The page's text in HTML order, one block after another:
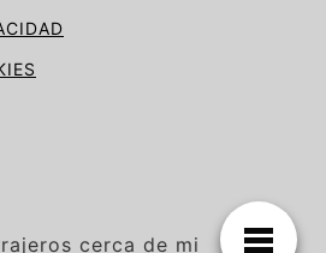
cerca de mi